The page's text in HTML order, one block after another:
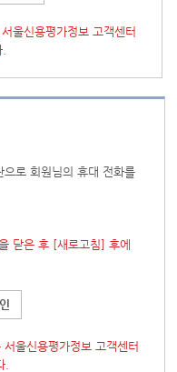
울신용평가정보 고객센터
로 회원님의 휴대 전화를
닫은 후 [새로고침] 후에
울신용평가정보 고객센터
.